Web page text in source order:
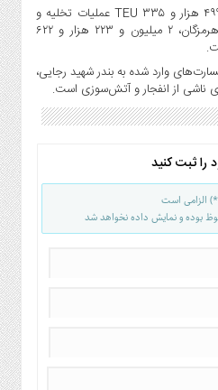
همچنین از مجموع ۲ میلیون و ۴۹۹ هزار و ۳۳۵ TEU عملیات تخلیه ‌و
بارگیری کانتینری در بنادر استان هرمزگان، ۲ میلیون و ۲۲۳ هزار و ۶۲۲
وارد شده به بندر شهید رجایی،
ناشی از انفجار و آتش‌سوزی است.
را ثبت کنید
الزامی است
بوده و نمایش داده نخواهد شد